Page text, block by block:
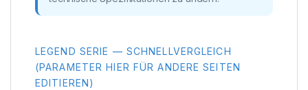
LEGEND SERIE — SCHNELLVERGLEICH
(PARAMETER HIER FÜR ANDERE SEITEN
EDITIEREN)